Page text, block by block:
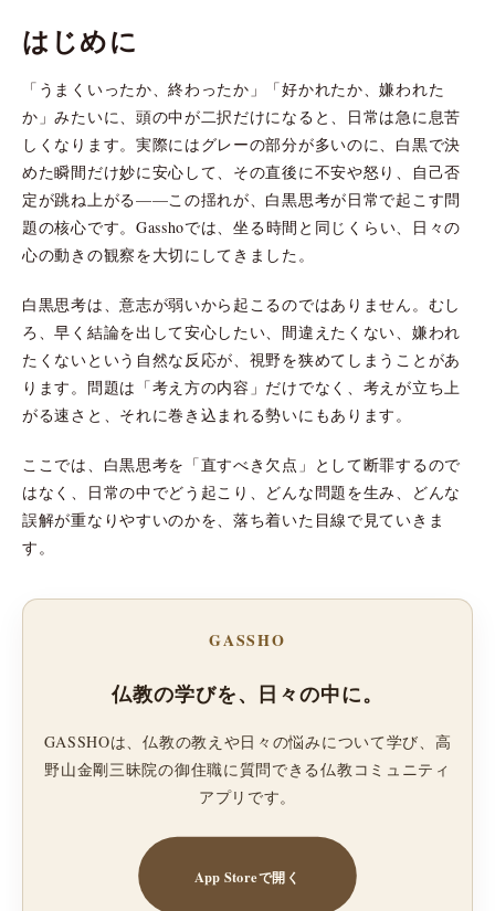
はじめに
「うまくいったか、終わったか」「好かれたか、嫌われた
か」みたいに、頭の中が二択だけになると、日常は急に息苦
しくなります。実際にはグレーの部分が多いのに、白黒で決
めた瞬間だけ妙に安心して、その直後に不安や怒り、自己否
定が跳ね上がる——この揺れが、白黒思考が日常で起こす問
題の核心です。Gasshoでは、坐る時間と同じくらい、日々の
心の動きの観察を大切にしてきました。
白黒思考は、意志が弱いから起こるのではありません。むし
ろ、早く結論を出して安心したい、間違えたくない、嫌われ
たくないという自然な反応が、視野を狭めてしまうことがあ
ります。問題は「考え方の内容」だけでなく、考えが立ち上
がる速さと、それに巻き込まれる勢いにもあります。
ここでは、白黒思考を「直すべき欠点」として断罪するので
はなく、日常の中でどう起こり、どんな問題を生み、どんな
誤解が重なりやすいのかを、落ち着いた目線で見ていきま
す。
GASSHO
仏教の学びを、日々の中に。
GASSHOは、仏教の教えや日々の悩みについて学び、高
野山金剛三昧院の御住職に質問できる仏教コミュニティ
アプリです。
App Storeで開く